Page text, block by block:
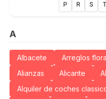
P
R S T
A
Albacete Arreglos
Alianzas
Alicante
Alquiler de coches